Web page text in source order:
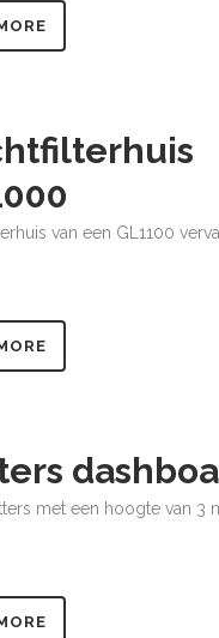
van een GL1100
met een hoogte van 3